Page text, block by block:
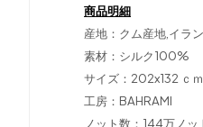
商品明細
産地：クム産地,イラ
素材：シルク100%
サイズ：202x132 ｃｍ
工房：BAHRAMI
ノット数：144万ノッ